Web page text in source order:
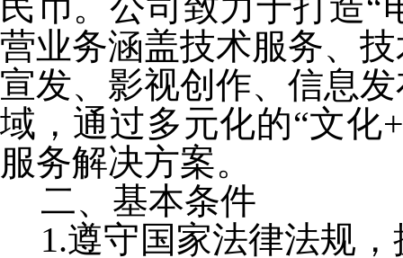
营业务涵盖技术服务、
宣发、影视创作、信息
域，通过多元化的“文化
服务解决方案。
二、基本条件
1.遵守国家法律法规